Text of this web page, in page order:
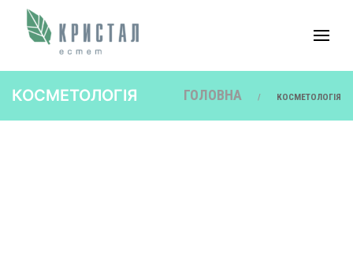
КОСМЕТОЛОГІЯ ГОЛОВНА КОСМЕТОЛОГІЯ